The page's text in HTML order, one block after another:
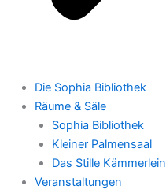
Die Sophia Bibliothek
Räume & Säle
Sophia Bibliothek
Kleiner Palmensaal
Das Stille Kämmerlein
Veranstaltungen